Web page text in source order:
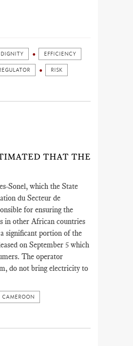
DIGNITY EFFICIENCY
RISK
THAT THE
Sonel, which the State
du Secteur de
for ensuring the
in other African countries
significant portion of the
on September 5 which
The operator
do not bring electricity to
CAMEROON